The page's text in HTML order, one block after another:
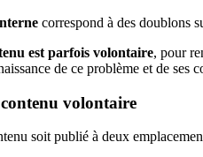
correspond à des doublons
est parfois volontaire, pour
de ce problème et de ses
volontaire
soit publié à deux